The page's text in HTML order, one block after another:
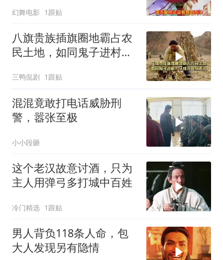
幻舞电影 1跟贴
八旗贵族插旗圈地霸占农
民土地，如同鬼子进村，
三鸭侃剧 1跟贴
混混竟敢打电话威胁刑
警，嚣张至极
小小段砸
这个老汉故意讨酒，只为
主人用弹弓多打城中百姓
冷门精选 1跟贴
男人背负118条人命，包
大人发现另有隐情